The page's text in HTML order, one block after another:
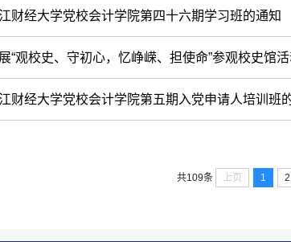
财经大学党校会计学院第四十六期学习班的通知
“观校史、守初心，忆峥嵘、担使命”参观校史馆
财经大学党校会计学院第五期入党申请人培训班
共109条 上页 1 2